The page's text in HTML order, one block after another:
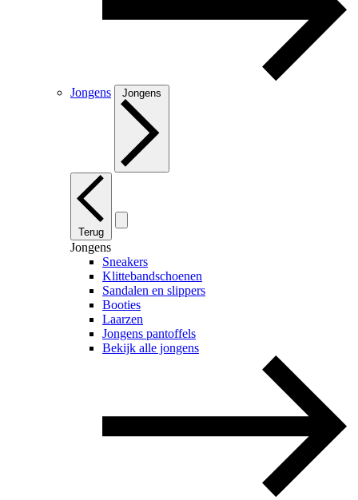
Jongens Jongens
Terug
Jongens
Sneakers
Klittebandschoenen
Sandalen en slippers
Booties
Laarzen
Jongens pantoffels
Bekijk alle jongens